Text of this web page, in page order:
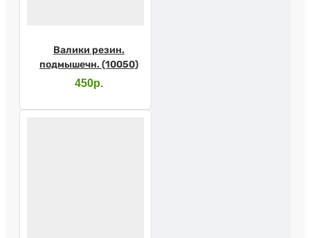
Валики резин.
подмышечн. (10050)
450р.